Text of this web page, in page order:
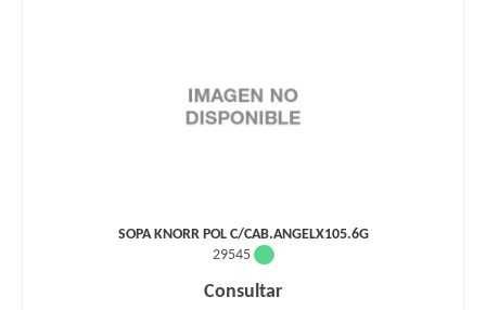
SOPA KNORR POL C/CAB.ANGELX105.6G
29545
Consultar